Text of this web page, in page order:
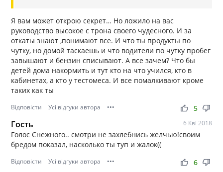
Я вам может открою секрет… Но ложило на вас
руководство высокое с трона своего чудесного. И за
откаты знают ,понимают все. И что ты продукты по
чутку, но домой таскаешь и что водители по чутку пробег
завышают и бензин списывают. А все зачем? Что бы
детей дома накормить и тут кто на что учился, кто в
кабинетах, а кто у тестомеса. И все помалкивают кроме
таких как ты
Відповісти Усі відгуки автора ••• thumb_up thumb_down
5
Гость 6 Кві 2018
Голос Снежного.. смотри не захлебнись желчью!своим
бредом показал, насколько ты туп и жалок((
Відповісти Усі відгуки автора ••• thumb_up thumb_down
6